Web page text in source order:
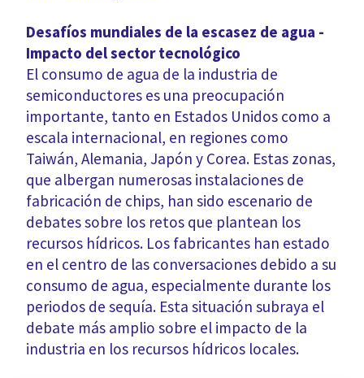
Desafíos mundiales de la escasez de agua -
Impacto del sector tecnológico
El consumo de agua de la industria de
semiconductores es una preocupación
importante, tanto en Estados Unidos como a
escala internacional, en regiones como
Taiwán, Alemania, Japón y Corea. Estas zonas,
que albergan numerosas instalaciones de
fabricación de chips, han sido escenario de
debates sobre los retos que plantean los
recursos hídricos. Los fabricantes han estado
en el centro de las conversaciones debido a su
consumo de agua, especialmente durante los
periodos de sequía. Esta situación subraya el
debate más amplio sobre el impacto de la
industria en los recursos hídricos locales.